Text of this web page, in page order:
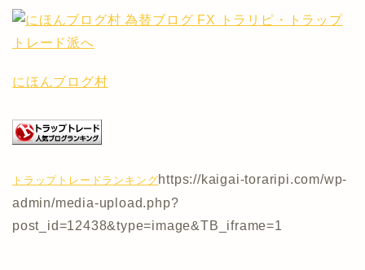
にほんブログ村
トラップトレードランキングhttps://kaigai-toraripi.com/wp-
admin/media-upload.php?
post_id=12438&type=image&TB_iframe=1